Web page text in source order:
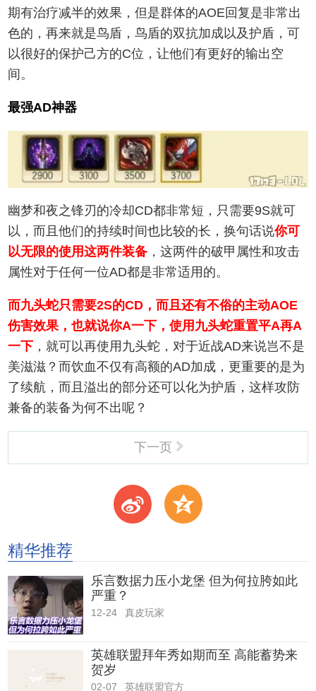
期有治疗减半的效果，但是群体的AOE回复是非常出
色的，再来就是鸟盾，鸟盾的双抗加成以及护盾，可
以很好的保护己方的C位，让他们有更好的输出空
间。
最强AD神器
幽梦和夜之锋刃的冷却CD都非常短，只需要9S就可
以，而且他们的持续时间也比较的长，换句话说你可
以无限的使用这两件装备 ，这两件的破甲属性和攻击
属性对于任何一位AD都是非常适用的。
而九头蛇只需要2S的CD，而且还有不俗的主动AOE
伤害效果，也就说你A一下，使用九头蛇重置平A再A
一下 ，就可以再使用九头蛇，对于近战AD来说岂不是
美滋滋？而饮血不仅有高额的AD加成，更重要的是为
了续航，而且溢出的部分还可以化为护盾，这样攻防
兼备的装备为何不出呢？
下一页
t z
精华推荐
乐言数据力压小龙堡 但为何拉胯如此
严重？
12-24 真皮玩家
英雄联盟拜年秀如期而至 高能蓄势来
贺岁
02-07 英雄联盟官方